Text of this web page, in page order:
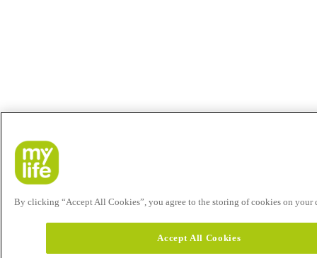
By clicking “Accept All Cookies”, you agree to the storing of cookies on your
Accept All Cookies